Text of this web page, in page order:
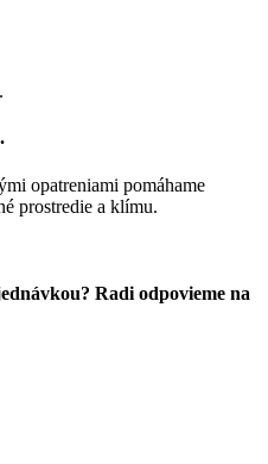
opatreniami pomáhame
prostredie a klímu.
Radi odpovieme na